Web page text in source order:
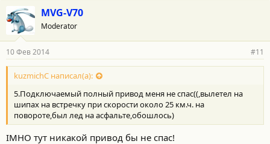
MVG-V70
Moderator
10 Фев 2014 #11
kuzmichC написал(а):
5.Подключаемый полный привод меня не спас((,вылетел на
шипах на встречку при скорости около 25 км.ч. на
повороте,был лед на асфальте,обошлось)
IMHO тут никакой привод бы не спас!